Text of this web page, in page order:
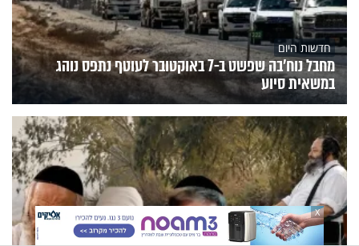
חדשות היום
מחבל נוח'בה שפשט ב-7 באוקטובר לעוטף נתפס נוהג
במשאית סיוע
X